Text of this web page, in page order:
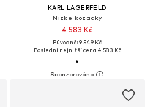
KARL LAGERFELD
Nízké kozačky
4 583 Kč
Původně: 9 549 Kč
Poslední nejnižší cena:4 583 Kč